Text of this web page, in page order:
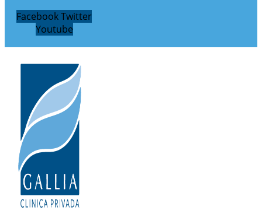
FacebookTwitter
Youtube